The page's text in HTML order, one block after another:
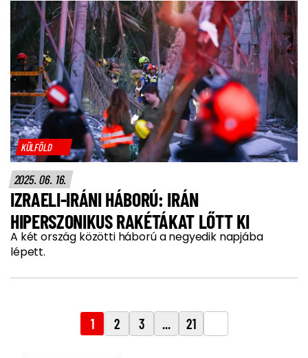
KÜLFÖLD
2025. 06. 16.
IZRAELI-IRÁNI HÁBORÚ: IRÁN
HIPERSZONIKUS RAKÉTÁKAT LŐTT KI
A két ország közötti háború a negyedik napjába
lépett.
1 2 3 ... 21